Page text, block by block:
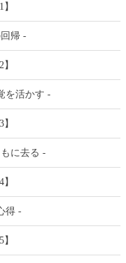
帰 -
を活かす -
に去る -
得 -